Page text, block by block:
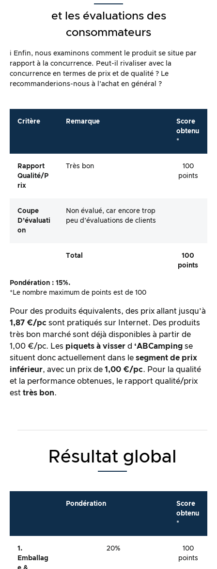
et les évaluations des
consommateurs
ℹ️ Enfin, nous examinons comment le produit se situe par
rapport à la concurrence. Peut-il rivaliser avec la
concurrence en termes de prix et de qualité ? Le
recommanderions-nous à l’achat en général ?
Critère Remarque
Score
obtenu
*
Rapport
Qualité/p
Rix
Très bon
100
points
Coupe
D’évaluati
On
Non évalué, car encore trop
peu d’évaluations de clients
Total
100
points
Pondération : 15%.
*Le nombre maximum de points est de 100
Pour des produits équivalents, des prix allant jusqu’à
1,87 €/pc sont pratiqués sur Internet. Des produits
très bon marché sont déjà disponibles à partir de
1,00 €/pc. Les piquets à visser d ‘ABCamping se
situent donc actuellement dans le segment de prix
inférieur, avec un prix de 1,00 €/pc. Pour la qualité
et la performance obtenues, le rapport qualité/prix
est très bon.
Résultat global
Pondération
Score
obtenu
*
1.
Emballag
20%
100
points